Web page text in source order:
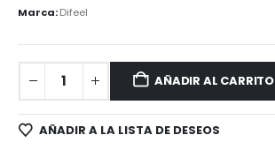
Marca:Difeel
AÑADIR AL CARRITO
AÑADIR A LA LISTA DE DESEOS